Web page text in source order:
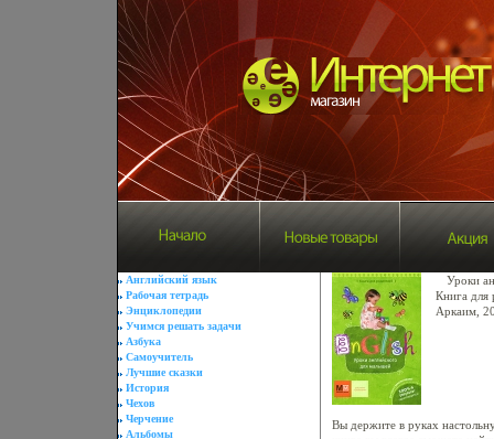
Английский язык
Рабочая тетрадь
Энциклопедии
Учимся решать задачи
Азбука
Самоучитель
Лучшие сказки
История
Чехов
Черчение
Альбомы
Уроки
Книга для
Аркаим,
Вы держите в руках